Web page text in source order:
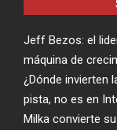
Jeff Bezos: el
máquina de
¿Dónde invierten
pista, no es en
Milka convierte